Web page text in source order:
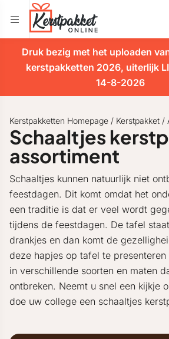
Druk bezig met het uploaden
kerstpakketten 2026, uiterlijk
14-8-2026
Kerstpakketten Homepage / Kerstpakket /
Schaaltjes
assortiment
Schaaltjes kunnen natuurlijk niet
feestdagen. Dit komt omdat het
een traditie is dat er veel wordt
tijdens de feestdagen. De tafel
drankjes en dan komt de
deze hapjes op tafel te presenteren
in verschillende soorten en maten
ontbreken. Neemt u snel een kijkje
doe uw college een schaaltjes